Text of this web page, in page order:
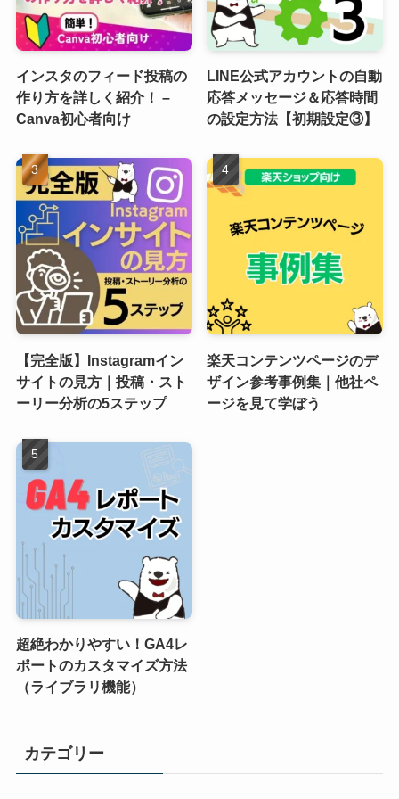
インスタのフィード投稿の
作り方を詳しく紹介！ –
Canva初心者向け
LINE公式アカウントの自動
応答メッセージ＆応答時間
の設定方法【初期設定③】
【完全版】Instagramイン
サイトの見方｜投稿・スト
ーリー分析の5ステップ
楽天コンテンツページのデ
ザイン参考事例集｜他社ペ
ージを見て学ぼう
超絶わかりやすい！GA4レ
ポートのカスタマイズ方法
（ライブラリ機能）
カテゴリー